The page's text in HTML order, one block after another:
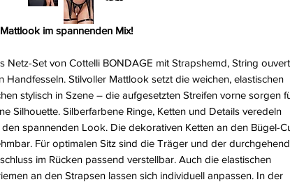
im spannenden Mix!
Netz-Set von Cottelli BONDAGE mit Strapshemd, String ouvert
Handfesseln. Stilvoller Mattlook setzt die weichen, elastischen
stylisch in Szene – die aufgesetzten Streifen vorne sorgen
Silhouette. Silberfarbene Ringe, Ketten und Details veredeln
den spannenden Look. Die dekorativen Ketten an den Bügel-
Für optimalen Sitz sind die Träger und der
im Rücken passend verstellbar. Auch die elastischen
an den Strapsen lassen sich individuell anpassen. In der